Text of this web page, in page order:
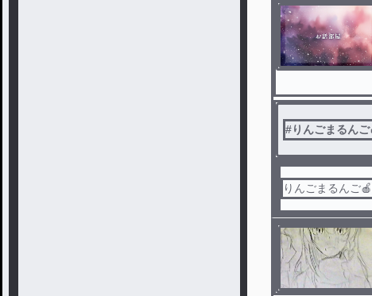
#りんごまるんご
りんごまるんご